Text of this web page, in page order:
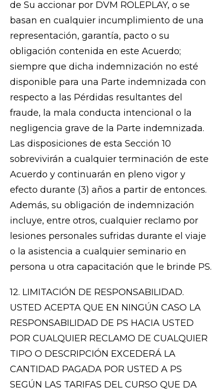
de Su accionar por DVM ROLEPLAY, o se
basan en cualquier incumplimiento de una
representación, garantía, pacto o su
obligación contenida en este Acuerdo;
siempre que dicha indemnización no esté
disponible para una Parte indemnizada con
respecto a las Pérdidas resultantes del
fraude, la mala conducta intencional o la
negligencia grave de la Parte indemnizada.
Las disposiciones de esta Sección 10
sobrevivirán a cualquier terminación de este
Acuerdo y continuarán en pleno vigor y
efecto durante (3) años a partir de entonces.
Además, su obligación de indemnización
incluye, entre otros, cualquier reclamo por
lesiones personales sufridas durante el viaje
o la asistencia a cualquier seminario en
persona u otra capacitación que le brinde PS.
12. LIMITACIÓN DE RESPONSABILIDAD.
USTED ACEPTA QUE EN NINGÚN CASO LA
RESPONSABILIDAD DE PS HACIA USTED
POR CUALQUIER RECLAMO DE CUALQUIER
TIPO O DESCRIPCIÓN EXCEDERÁ LA
CANTIDAD PAGADA POR USTED A PS
SEGÚN LAS TARIFAS DEL CURSO QUE DA